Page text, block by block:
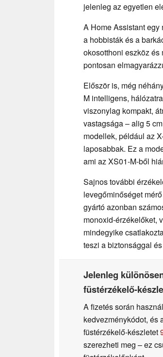
jelenleg az egyetlen
A Home Assistant
a hobbisták és a
okosotthoni eszköz
pontosan
Először is, még
M intelligens,
viszonylag kompakt,
vastagsága – alig 5
modellek, például az
laposabbak. Ez a
ami az XS01-M-ből
Sajnos további
levegőminőséget
gyártó azonban
monoxid-érzékelőket,
mindegyike
teszi a biztonsággal
Jelenleg
füstérzékelő-
A fizetés során
kedvezménykódot, és
füstérzékelő-készletet
szerezheti meg – ez